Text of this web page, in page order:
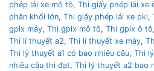
phép lái xe mô tô, Thi giấy phép lái xe
phân khối lớn, Thi giấy phép lái xe pkl,
gplx máy, Thi gplx mô tô, Thi gplx ô tô,
Thi lí thuyết a2, Thi lí thuyết xe máy,
Thi lý thuyết a1 có bao nhiêu câu, Thi
nhiêu câu thì đạt, Thi lý thuyết a2 bao